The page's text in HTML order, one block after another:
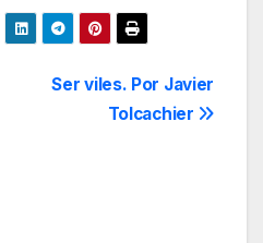
Ser viles. Por Javier
Tolcachier